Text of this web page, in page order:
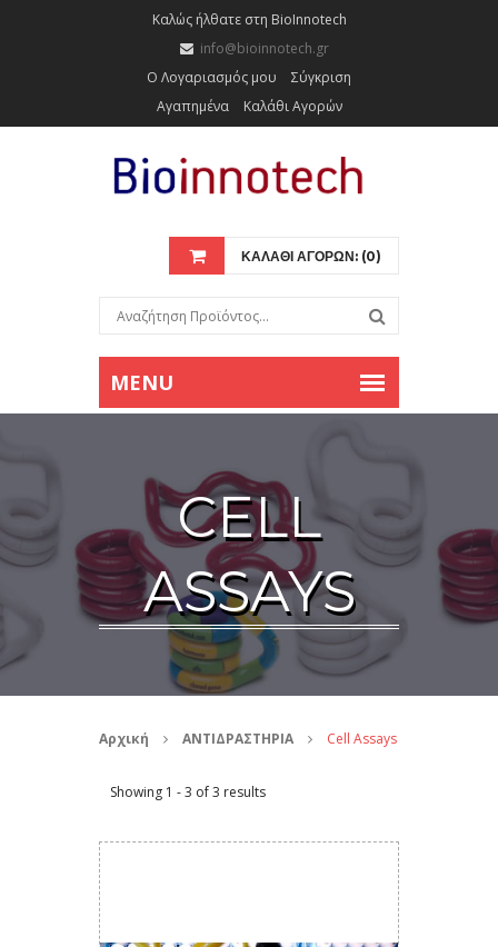
Καλώς ήλθατε στη BioInnotech
info@bioinnotech.gr
Ο Λογαριασμός μου
Σύγκριση
Αγαπημένα
Καλάθι Αγορών
ΚΑΛΑΘΙ ΑΓΟΡΩΝ: (0)
CELL
ASSAYS
Αρχική ΑΝΤΙΔΡΑΣΤΗΡΙΑ Cell Assays
Showing 1 - 3 of 3 results